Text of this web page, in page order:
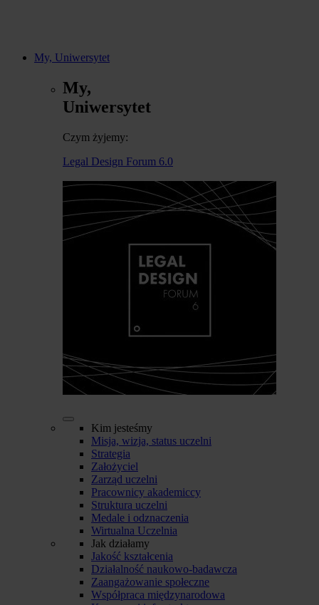
My, Uniwersytet
My,
Uniwersytet
Czym żyjemy:
Legal Design Forum 6.0
Kim jesteśmy
Misja, wizja, status uczelni
Strategia
Założyciel
Zarząd uczelni
Pracownicy akademiccy
Struktura uczelni
Medale i odznaczenia
Wirtualna Uczelnia
Jak działamy
Jakość kształcenia
Działalność naukowo-badawcza
Zaangażowanie społeczne
Współpraca międzynarodowa